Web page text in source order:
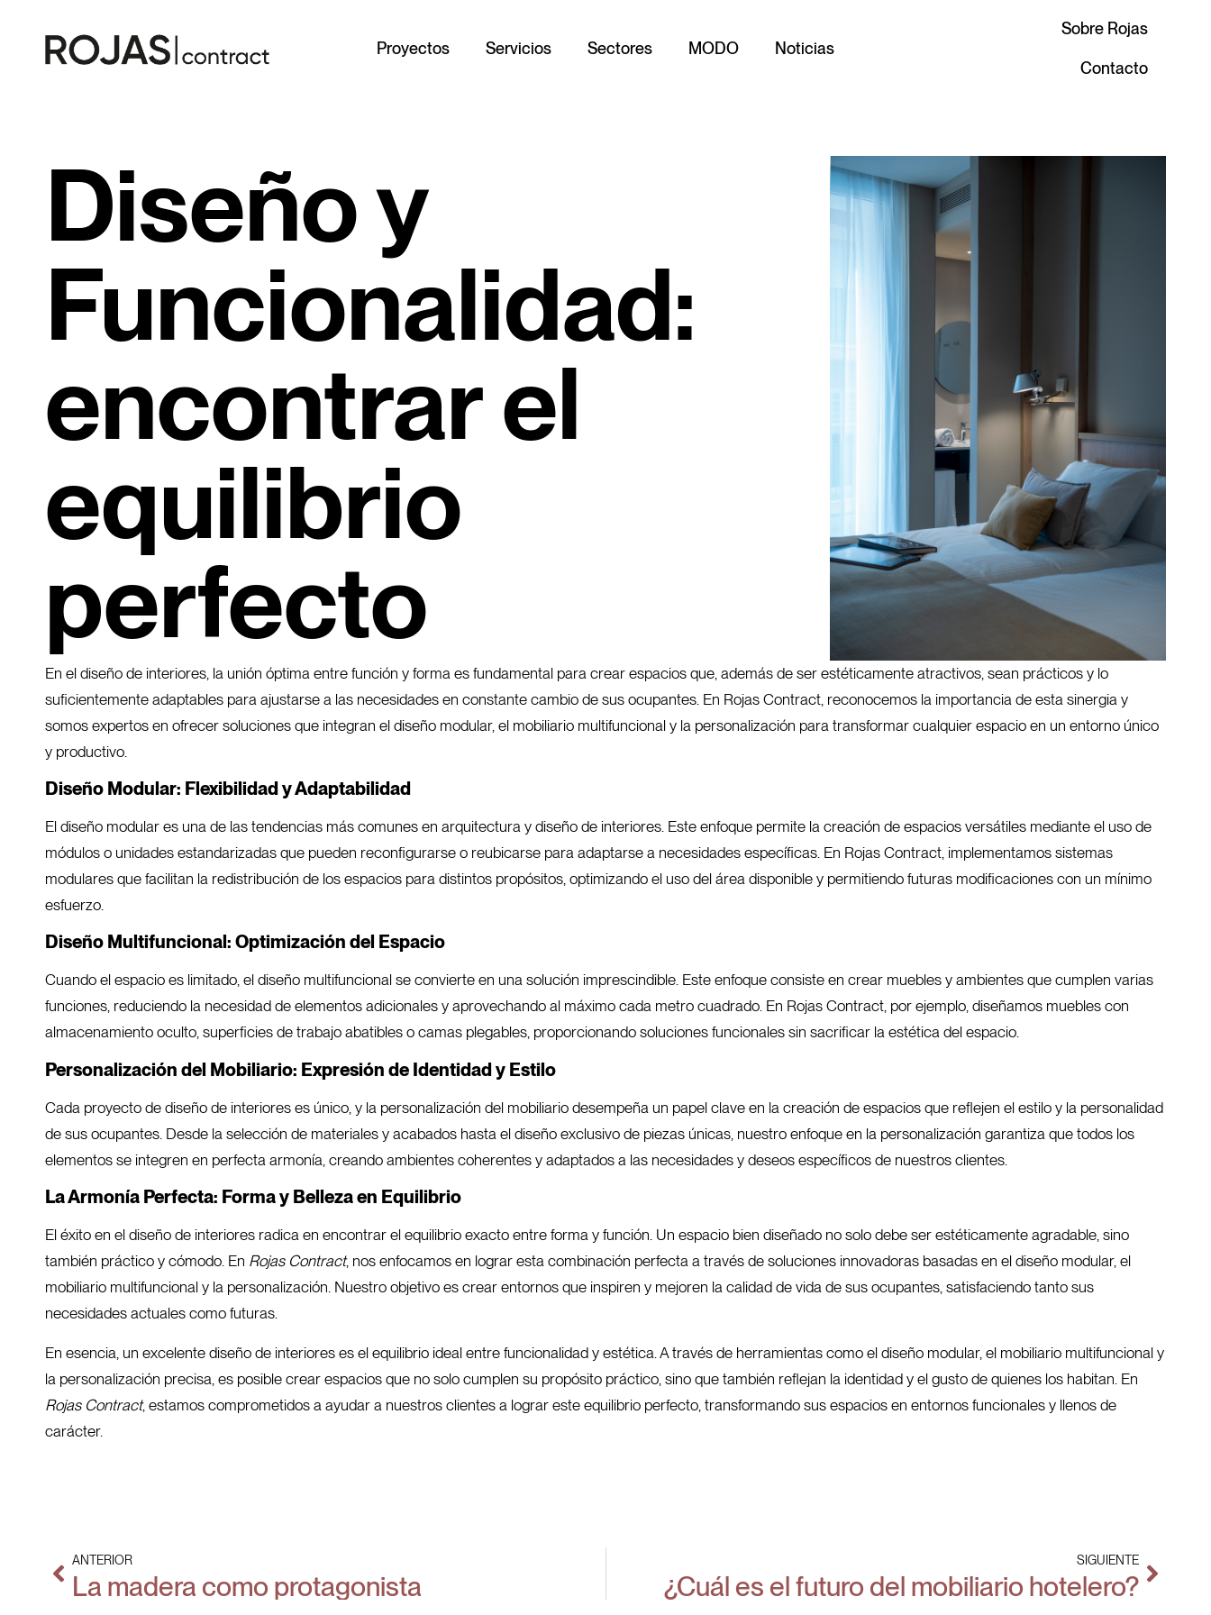
Proyectos Servicios Sectores MODO Noticias
Sobre Rojas
Contacto
Diseño y
Funcionalidad:
encontrar el
equilibrio
perfecto
En el diseño de interiores, la unión óptima entre función y forma es fundamental para crear espacios que, además de ser estéticamente atractivos, sean prácticos y lo
suficientemente adaptables para ajustarse a las necesidades en constante cambio de sus ocupantes. En Rojas Contract, reconocemos la importancia de esta sinergia y
somos expertos en ofrecer soluciones que integran el diseño modular, el mobiliario multifuncional y la personalización para transformar cualquier espacio en un entorno único
y productivo.
Diseño Modular: Flexibilidad y Adaptabilidad
El diseño modular es una de las tendencias más comunes en arquitectura y diseño de interiores. Este enfoque permite la creación de espacios versátiles mediante el uso de
módulos o unidades estandarizadas que pueden reconfigurarse o reubicarse para adaptarse a necesidades específicas. En Rojas Contract, implementamos sistemas
modulares que facilitan la redistribución de los espacios para distintos propósitos, optimizando el uso del área disponible y permitiendo futuras modificaciones con un mínimo
esfuerzo.
Diseño Multifuncional: Optimización del Espacio
Cuando el espacio es limitado, el diseño multifuncional se convierte en una solución imprescindible. Este enfoque consiste en crear muebles y ambientes que cumplen varias
funciones, reduciendo la necesidad de elementos adicionales y aprovechando al máximo cada metro cuadrado. En Rojas Contract, por ejemplo, diseñamos muebles con
almacenamiento oculto, superficies de trabajo abatibles o camas plegables, proporcionando soluciones funcionales sin sacrificar la estética del espacio.
Personalización del Mobiliario: Expresión de Identidad y Estilo
Cada proyecto de diseño de interiores es único, y la personalización del mobiliario desempeña un papel clave en la creación de espacios que reflejen el estilo y la personalidad
de sus ocupantes. Desde la selección de materiales y acabados hasta el diseño exclusivo de piezas únicas, nuestro enfoque en la personalización garantiza que todos los
elementos se integren en perfecta armonía, creando ambientes coherentes y adaptados a las necesidades y deseos específicos de nuestros clientes.
La Armonía Perfecta: Forma y Belleza en Equilibrio
El éxito en el diseño de interiores radica en encontrar el equilibrio exacto entre forma y función. Un espacio bien diseñado no solo debe ser estéticamente agradable, sino
también práctico y cómodo. En Rojas Contract, nos enfocamos en lograr esta combinación perfecta a través de soluciones innovadoras basadas en el diseño modular, el
mobiliario multifuncional y la personalización. Nuestro objetivo es crear entornos que inspiren y mejoren la calidad de vida de sus ocupantes, satisfaciendo tanto sus
necesidades actuales como futuras.
En esencia, un excelente diseño de interiores es el equilibrio ideal entre funcionalidad y estética. A través de herramientas como el diseño modular, el mobiliario multifuncional y
la personalización precisa, es posible crear espacios que no solo cumplen su propósito práctico, sino que también reflejan la identidad y el gusto de quienes los habitan. En
Rojas Contract, estamos comprometidos a ayudar a nuestros clientes a lograr este equilibrio perfecto, transformando sus espacios en entornos funcionales y llenos de
carácter.
ANTERIOR
La madera como protagonista
SIGUIENTE
¿Cuál es el futuro del mobiliario hotelero?